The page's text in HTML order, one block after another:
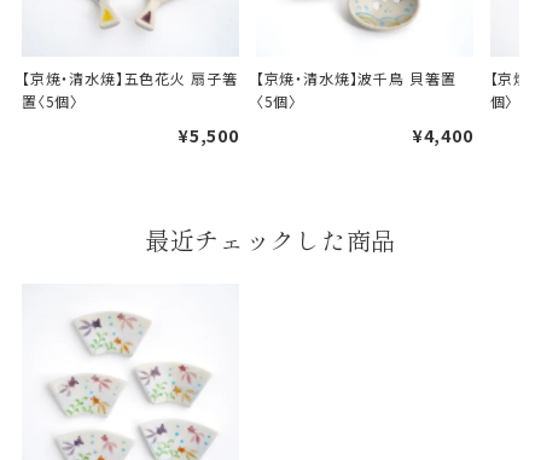
一般的なギフト包装
婚礼や出産などのギフト
【京焼・清水焼】五色花火 扇子箸
置〈5個〉
¥5,500
【京焼・清水焼】波千鳥 貝箸置
〈5個〉
¥4,400
【京焼
個〉
最近チェックした商品